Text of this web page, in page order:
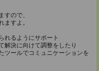
すので、
ますよ。
れるようにサポート
解決に向けて調整をしたり
ールでコミュニケーションを